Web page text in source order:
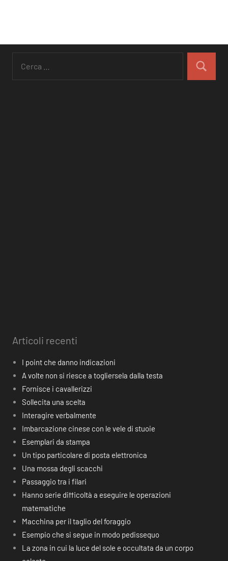
Articoli recenti
I point che danno indicazioni
A volte non si riesce a togliersela dalla testa
Fornisce i cavallerizzi
Sollecita una scelta
Interagire verbalmente
Imbarcazione cinese con le vele di stuoie
Esemplari da stampa
Un tipo particolare di posta elettronica
Una mossa degli scacchi
Passaggio tra i filari
Hanno serie difficoltà a eseguire le operazioni
matematiche
Macchina per il taglio del foraggio
Esempio che si segue in modo pedissequo
La zona in cui la luce del sole e occultata da un corpo